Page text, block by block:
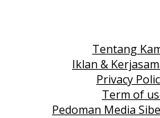
Tentang
Iklan &
Privacy
Term of
Pedoman Media